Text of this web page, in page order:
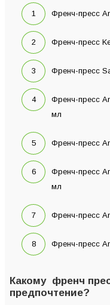
Френч-пресс
Френч-пресс
Френч-пресс
Френч-пресс
мл
Френч-пресс
Френч-пресс
мл
Френч-пресс
Френч-пресс
Какому френч
предпочтение?